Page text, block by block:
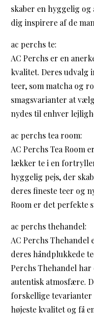
skaber en hyggelig
dig inspirere af de
ac perchs te:
AC Perchs er en
kvalitet. Deres udvalg
teer, som matcha og
smagsvarianter at
nydes til enhver
ac perchs tea room:
AC Perchs Tea Room
lækker te i en
hyggelig pejs, der
deres fineste teer og
Room er det perfekte
ac perchs thehandel:
AC Perchs
deres håndplukkede
Perchs Thehandel
autentisk atmosfære.
forskellige tevarianter
højeste kvalitet og få